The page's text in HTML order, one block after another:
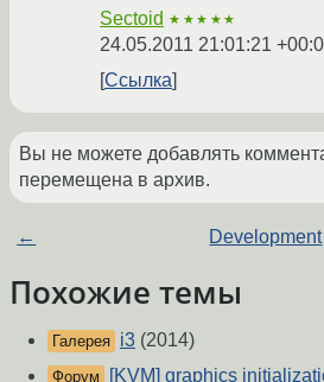
Sectoid ★★★★★
24.05.2011 21:01:21
Ссылка
Вы не можете добавлять
перемещена в архив.
← Development
Похожие темы
Галерея i3 (2014)
Форум [KVM] graphics